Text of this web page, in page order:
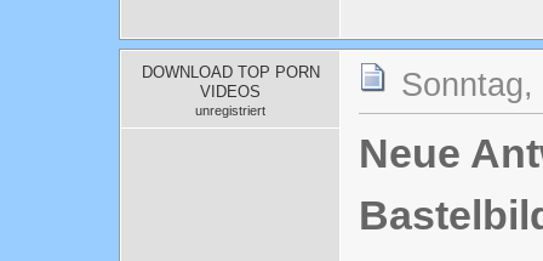
DOWNLOAD TOP PORN
VIDEOS
unregistriert
Neue